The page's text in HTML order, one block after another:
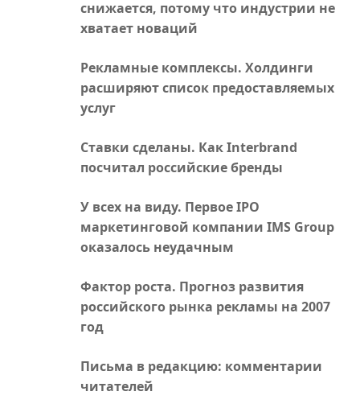
снижается, потому что индустрии не
хватает новаций
Рекламные комплексы. Холдинги
расширяют список предоставляемых
услуг
Ставки сделаны. Как Interbrand
посчитал российские бренды
У всех на виду. Первое IPO
маркетинговой компании IMS Group
оказалось неудачным
Фактор роста. Прогноз развития
российского рынка рекламы на 2007
год
Письма в редакцию: комментарии
читателей